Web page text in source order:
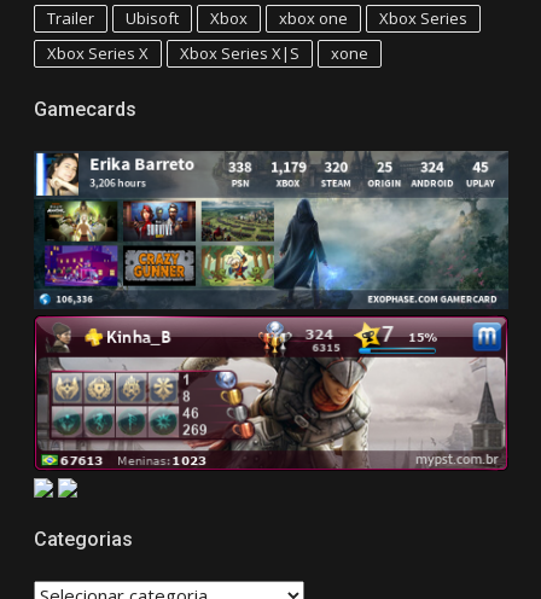
Trailer
Ubisoft Xbox xbox one
Xbox Series
Xbox Series X
Xbox Series X|S xone
Gamecards
Categorias
CATEGORIAS